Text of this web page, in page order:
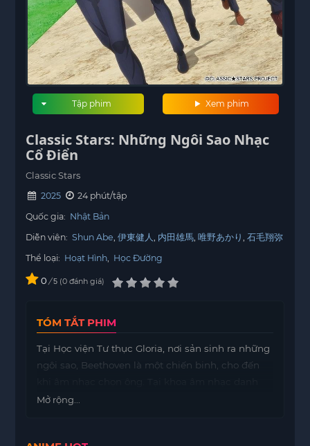
Xem phim
Tập phim
Classic Stars: Những Ngôi Sao Nhạc
Cổ Điển
Classic Stars
2025
24 phút/tập
Quốc gia: Nhật Bản
Diễn viên: Shun Abe 伊東健人 内田雄馬 唯野あかり 石毛翔弥
Thể loại: Hoạt Hình, Học Đường
0 / 5 0 đánh giá
TÓM TẮT PHIM
Tại Học viện Tư thục Gloria, nơi sản sinh ra những
ngôi sao, Beethoven là một chiến binh, cho đến
giá, những sinh viên có tài năng sánh ngang với
Mở rộng...